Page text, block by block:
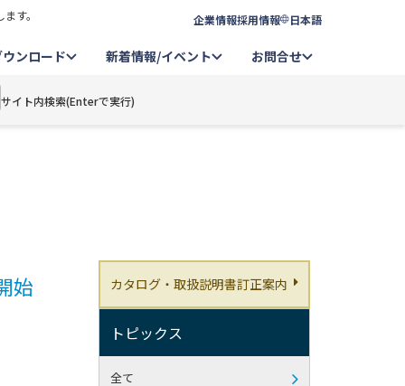
す。 企業情報採用情報 日本語
ウンロード 新着情報/イベント お問合せ
サイト内検索(Enterで実行)
始
カタログ・取扱説明書訂正案内
トピックス
全て